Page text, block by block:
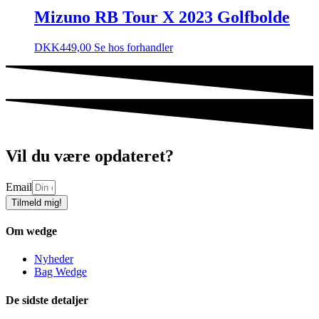
Mizuno RB Tour X 2023 Golfbolde
DKK449,00 Se hos forhandler
Vil du være opdateret?
Email
Tilmeld mig!
Om wedge
Nyheder
Bag Wedge
De sidste detaljer